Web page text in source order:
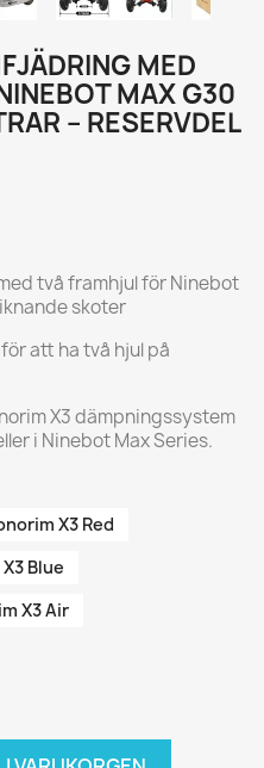
MED
MAX G30
– RESERVDEL
två framhjul för Ninebot
skoter
att ha två hjul på
X3 dämpningssystem
i Ninebot Max Series.
X3 Red
Blue
X3 Air